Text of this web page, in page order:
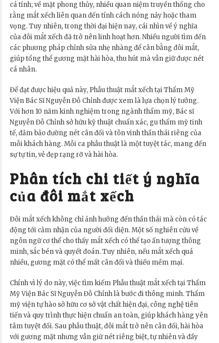
cá tính; về mặt phong thủy, nhiều quan niệm truyền thống cho
rằng mắt xếch liên quan đến tính cách nóng nảy hoặc tham
vọng. Tuy nhiên, trong thời đại hiện nay, cái nhìn về ý nghĩa
của đôi mắt xếch đã trở nên linh hoạt hơn. Nhiều người tìm đến
các phương pháp chỉnh sửa nhẹ nhàng để cân bằng đôi mắt,
giúp tổng thể gương mặt hài hòa, thu hút mà vẫn giữ được nét
cá nhân.
Để đạt được hiệu quả này, Phẫu thuật mắt xếch tại Thẩm Mỹ
Viện Bác Sĩ Nguyễn Đỗ Chỉnh được xem là lựa chọn lý tưởng.
Với hơn 10 năm kinh nghiệm trong ngành thẩm mỹ, Bác sĩ
Nguyễn Đỗ Chỉnh sở hữu kỹ thuật chuẩn xác, gu thẩm mỹ tinh
tế, đảm bảo đường nét cân đối và tôn vinh thần thái riêng của
mỗi khách hàng. Mỗi ca phẫu thuật là một tuyệt tác, mang đến
sự tự tin, vẻ đẹp rạng rỡ và hài hòa.
Phân tích chi tiết ý nghĩa
của đôi mắt xếch
Đôi mắt xếch không chỉ ảnh hưởng đến thần thái mà còn có tác
động tới cảm nhận của người đối diện. Một số nghiên cứu về
ngôn ngữ cơ thể cho thấy mắt xếch có thể tạo ấn tượng thông
minh, sắc bén và quyết đoán. Tuy nhiên, nếu mắt xếch quá
nhiều, gương mặt có thể mất cân đối và thiếu mềm mại.
Chính vì lý do này, việc tìm kiếm Phẫu thuật mắt xếch tại Thẩm
Mỹ Viện Bác Sĩ Nguyễn Đỗ Chỉnh là bước đi thông minh. Thẩm
mỹ viện tự hào sở hữu cơ sở vật chất hiện đại, công nghệ tiên
tiến và quy trình thực hiện chuẩn an toàn, giúp khách hàng yên
tâm tuyệt đối. Sau phẫu thuật, đôi mắt trở nên cân đối, hài hòa
với gương mặt nhưng vẫn giữ nét riêng biệt, tự nhiên và đầy